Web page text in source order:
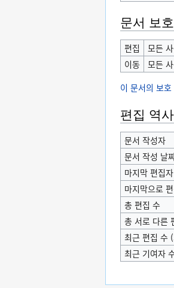
문서 보호
편집
모든
이동
모든
이 문서의 보
편집 역사
문서 작성자
문서 작성 날
마지막 편집자
마지막으로
총 편집 수
총 서로 다른
최근 편집 수
최근 기여자